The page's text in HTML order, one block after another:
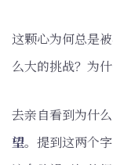
这颗心为何总是
么大的挑战？为什
去亲自看到为什
望。提到这两个